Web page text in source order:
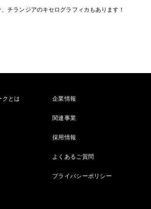
チランジアのキセログラフィカもあります！
クとは 企業情報
関連事業
採用情報
よくあるご質問
プライバシーポリシー